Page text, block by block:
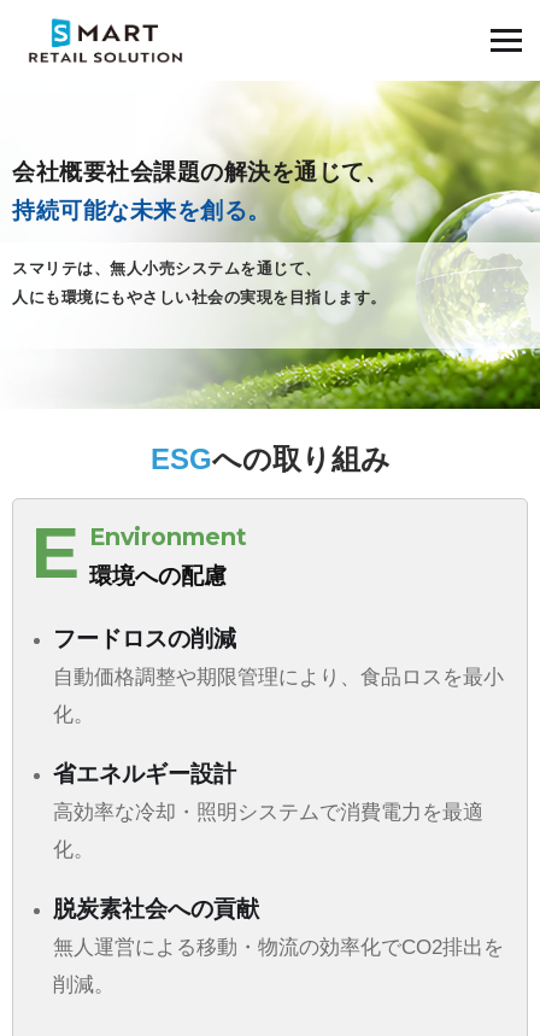
会社概要社会課題の解決を通じて、
持続可能な未来を創る。
スマリテは、無人小売システムを通じて、
人にも環境にもやさしい社会の実現を目指します。
ESGへの取り組み
E Environment
環境への配慮
フードロスの削減
自動価格調整や期限管理により、食品ロスを最小
化。
省エネルギー設計
高効率な冷却・照明システムで消費電力を最適
化。
脱炭素社会への貢献
無人運営による移動・物流の効率化でCO2排出を
削減。